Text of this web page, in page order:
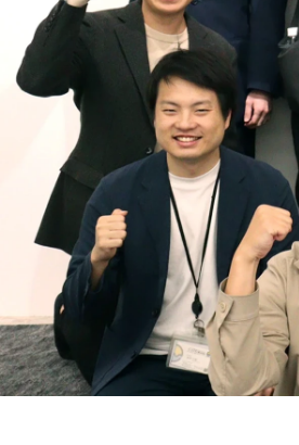
馬伏 美和
株式会社NOVEL / Creative Department/Unit leader